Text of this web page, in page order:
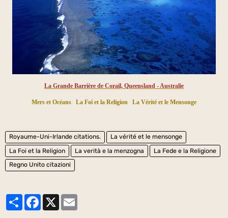
La Grande Barrière de Corail, Queensland - Australie
Mers et Océans La Foi et la Religion La Vérité et le Mensonge
Royaume-Uni-Irlande citations.
La vérité et le mensonge
La Foi et la Religion
La verità e la menzogna
La Fede e la Religione
Regno Unito citazioni
PartagerFacebook